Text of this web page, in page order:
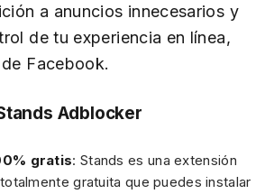
a anuncios innecesarios y
de tu experiencia en línea,
Facebook.
Adblocker
gratis: Stands es una extensión
gratuita que puedes instalar